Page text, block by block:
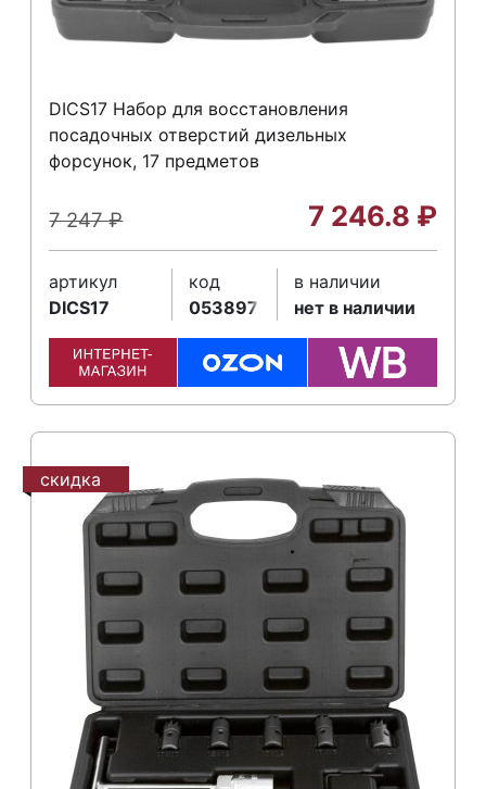
DICS17 Набор для восстановления
посадочных отверстий дизельных
форсунок, 17 предметов
7 247₽ 7 246.8 ₽
артикул
DICS17
код
053897
в наличии
нет в наличии
скидка